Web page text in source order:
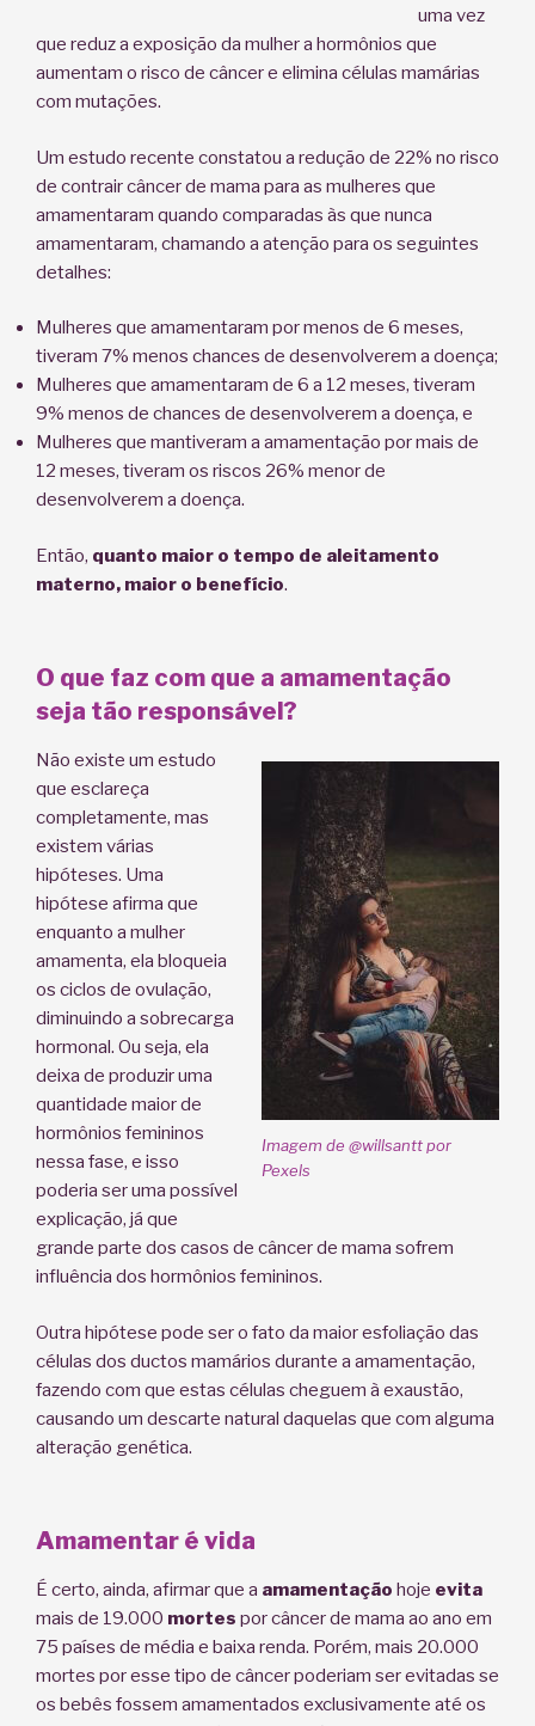
uma vez
que reduz a exposição da mulher a hormônios que
aumentam o risco de câncer e elimina células mamárias
com mutações.
Um estudo recente constatou a redução de 22% no risco
de contrair câncer de mama para as mulheres que
amamentaram quando comparadas às que nunca
amamentaram, chamando a atenção para os seguintes
detalhes:
Mulheres que amamentaram por menos de 6 meses,
tiveram 7% menos chances de desenvolverem a doença;
Mulheres que amamentaram de 6 a 12 meses, tiveram
9% menos de chances de desenvolverem a doença, e
Mulheres que mantiveram a amamentação por mais de
12 meses, tiveram os riscos 26% menor de
desenvolverem a doença.
Então, quanto maior o tempo de aleitamento
materno, maior o benefício.
O que faz com que a amamentação
seja tão responsável?
Imagem de @willsantt por
Pexels
Não existe um estudo
que esclareça
completamente, mas
existem várias
hipóteses. Uma
hipótese afirma que
enquanto a mulher
amamenta, ela bloqueia
os ciclos de ovulação,
diminuindo a sobrecarga
hormonal. Ou seja, ela
deixa de produzir uma
quantidade maior de
hormônios femininos
nessa fase, e isso
poderia ser uma possível
explicação, já que
grande parte dos casos de câncer de mama sofrem
influência dos hormônios femininos.
Outra hipótese pode ser o fato da maior esfoliação das
células dos ductos mamários durante a amamentação,
fazendo com que estas células cheguem à exaustão,
causando um descarte natural daquelas que com alguma
alteração genética.
Amamentar é vida
É certo, ainda, afirmar que a amamentação hoje evita
mais de 19.000 mortes por câncer de mama ao ano em
75 países de média e baixa renda. Porém, mais 20.000
mortes por esse tipo de câncer poderiam ser evitadas se
os bebês fossem amamentados exclusivamente até os